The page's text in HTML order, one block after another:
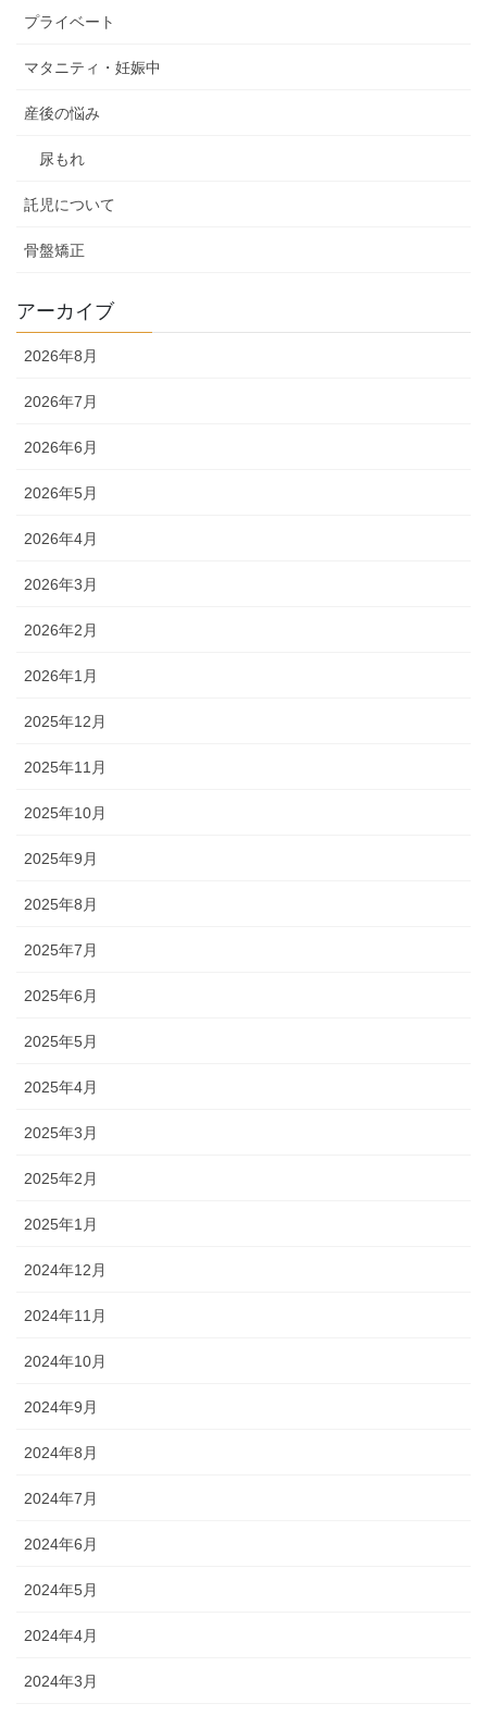
プライベート
マタニティ・妊娠中
産後の悩み
尿もれ
託児について
骨盤矯正
アーカイブ
2026年8月
2026年7月
2026年6月
2026年5月
2026年4月
2026年3月
2026年2月
2026年1月
2025年12月
2025年11月
2025年10月
2025年9月
2025年8月
2025年7月
2025年6月
2025年5月
2025年4月
2025年3月
2025年2月
2025年1月
2024年12月
2024年11月
2024年10月
2024年9月
2024年8月
2024年7月
2024年6月
2024年5月
2024年4月
2024年3月